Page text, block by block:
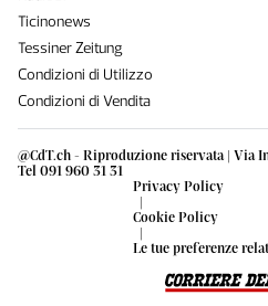
@CdT.ch - Riproduzione riservata | Via
Tel 091 960 31 31
Privacy Policy
|
Cookie Policy
|
Le tue preferenze
Ticinonews
Tessiner Zeitung
Condizioni di Utilizzo
Condizioni di Vendita